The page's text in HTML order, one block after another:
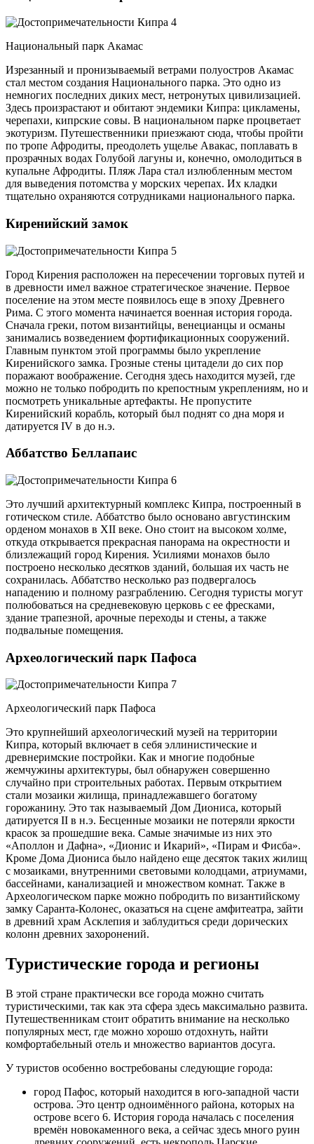
Национальный парк Акамас
Изрезанный и пронизываемый ветрами полуостров Акамас
стал местом создания Национального парка. Это одно из
немногих последних диких мест, нетронутых цивилизацией.
Здесь произрастают и обитают эндемики Кипра: цикламены,
черепахи, кипрские совы. В национальном парке процветает
экотуризм. Путешественники приезжают сюда, чтобы пройти
по тропе Афродиты, преодолеть ущелье Авакас, поплавать в
прозрачных водах Голубой лагуны и, конечно, омолодиться в
купальне Афродиты. Пляж Лара стал излюбленным местом
для выведения потомства у морских черепах. Их кладки
тщательно охраняются сотрудниками национального парка.
Киренийский замок
Город Кирения расположен на пересечении торговых путей и
в древности имел важное стратегическое значение. Первое
поселение на этом месте появилось еще в эпоху Древнего
Рима. С этого момента начинается военная история города.
Сначала греки, потом византийцы, венецианцы и османы
занимались возведением фортификационных сооружений.
Главным пунктом этой программы было укрепление
Киренийского замка. Грозные стены цитадели до сих пор
поражают воображение. Сегодня здесь находится музей, где
можно не только побродить по крепостным укреплениям, но и
посмотреть уникальные артефакты. Не пропустите
Киренийский корабль, который был поднят со дна моря и
датируется IV в до н.э.
Аббатство Беллапаис
Это лучший архитектурный комплекс Кипра, построенный в
готическом стиле. Аббатство было основано августинским
орденом монахов в XII веке. Оно стоит на высоком холме,
откуда открывается прекрасная панорама на окрестности и
близлежащий город Кирения. Усилиями монахов было
построено несколько десятков зданий, большая их часть не
сохранилась. Аббатство несколько раз подвергалось
нападению и полному разграблению. Сегодня туристы могут
полюбоваться на средневековую церковь с ее фресками,
здание трапезной, арочные переходы и стены, а также
подвальные помещения.
Археологический парк Пафоса
Археологический парк Пафоса
Это крупнейший археологический музей на территории
Кипра, который включает в себя эллинистические и
древнеримские постройки. Как и многие подобные
жемчужины архитектуры, был обнаружен совершенно
случайно при строительных работах. Первым открытием
стали мозаики жилища, принадлежавшего богатому
горожанину. Это так называемый Дом Диониса, который
датируется II в н.э. Бесценные мозаики не потеряли яркости
красок за прошедшие века. Самые значимые из них это
«Аполлон и Дафна», «Дионис и Икарий», «Пирам и Фисба».
Кроме Дома Диониса было найдено еще десяток таких жилищ
с мозаиками, внутренними световыми колодцами, атриумами,
бассейнами, канализацией и множеством комнат. Также в
Археологическом парке можно побродить по византийскому
замку Саранта-Колонес, оказаться на сцене амфитеатра, зайти
в древний храм Асклепия и заблудиться среди дорических
колонн древних захоронений.
Туристические города и регионы
В этой стране практически все города можно считать
туристическими, так как эта сфера здесь максимально развита.
Путешественникам стоит обратить внимание на несколько
популярных мест, где можно хорошо отдохнуть, найти
комфортабельный отель и множество вариантов досуга.
У туристов особенно востребованы следующие города:
город Пафос, который находится в юго-западной части
острова. Это центр одноимённого района, которых на
острове всего 6. История города началась с поселения
времён новокаменного века, а сейчас здесь много руин